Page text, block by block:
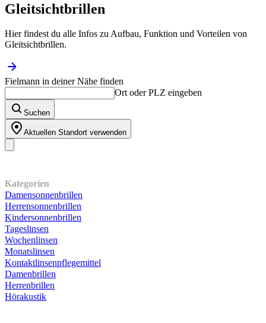
Gleitsichtbrillen
Hier findest du alle Infos zu Aufbau, Funktion und Vorteilen von
Gleitsichtbrillen.
Fielmann in deiner Nähe finden
Ort oder PLZ eingeben
Suchen
Aktuellen Standort verwenden
Kategorien
Damensonnenbrillen
Herrensonnenbrillen
Kindersonnenbrillen
Tageslinsen
Wochenlinsen
Monatslinsen
Kontaktlinsenpflegemittel
Damenbrillen
Herrenbrillen
Hörakustik